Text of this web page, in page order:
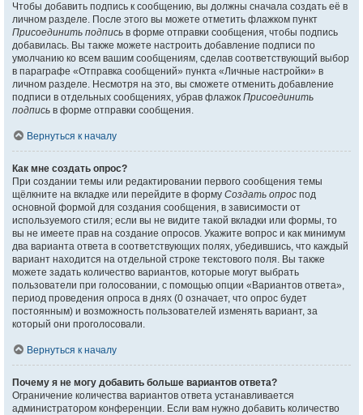
Чтобы добавить подпись к сообщению, вы должны сначала создать её в
личном разделе. После этого вы можете отметить флажком пункт
Присоединить подпись в форме отправки сообщения, чтобы подпись
добавилась. Вы также можете настроить добавление подписи по
умолчанию ко всем вашим сообщениям, сделав соответствующий выбор
в параграфе «Отправка сообщений» пункта «Личные настройки» в
личном разделе. Несмотря на это, вы сможете отменить добавление
подписи в отдельных сообщениях, убрав флажок Присоединить
подпись в форме отправки сообщения.
Вернуться к началу
Как мне создать опрос?
При создании темы или редактировании первого сообщения темы
щёлкните на вкладке или перейдите в форму Создать опрос под
основной формой для создания сообщения, в зависимости от
используемого стиля; если вы не видите такой вкладки или формы, то
вы не имеете прав на создание опросов. Укажите вопрос и как минимум
два варианта ответа в соответствующих полях, убедившись, что каждый
вариант находится на отдельной строке текстового поля. Вы также
можете задать количество вариантов, которые могут выбрать
пользователи при голосовании, с помощью опции «Вариантов ответа»,
период проведения опроса в днях (0 означает, что опрос будет
постоянным) и возможность пользователей изменять вариант, за
который они проголосовали.
Вернуться к началу
Почему я не могу добавить больше вариантов ответа?
Ограничение количества вариантов ответа устанавливается
администратором конференции. Если вам нужно добавить количество